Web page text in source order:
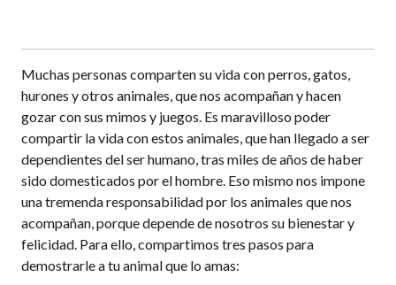
Muchas personas comparten su vida con perros, gatos,
hurones y otros animales, que nos acompañan y hacen
gozar con sus mimos y juegos. Es maravilloso poder
compartir la vida con estos animales, que han llegado a ser
dependientes del ser humano, tras miles de años de haber
sido domesticados por el hombre. Eso mismo nos impone
una tremenda responsabilidad por los animales que nos
acompañan, porque depende de nosotros su bienestar y
felicidad. Para ello, compartimos tres pasos para
demostrarle a tu animal que lo amas: